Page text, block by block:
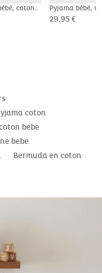
coton
Pyjama bébé,
imprimé
29,95 €
coton
bebe
bebe
Bermuda en coton